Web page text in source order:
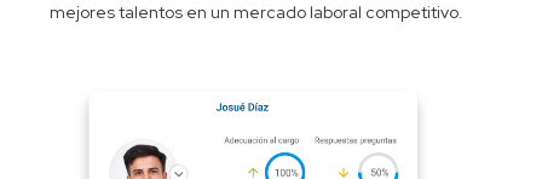
mejores talentos en un mercado laboral competitivo.